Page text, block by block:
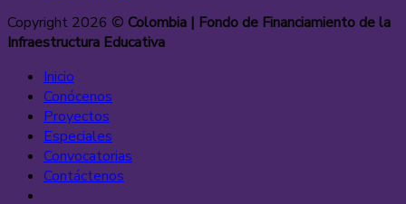
Copyright 2026 © Colombia | Fondo de Financiamiento de la
Infraestructura Educativa
Inicio
Conócenos
Proyectos
Especiales
Convocatorias
Contáctenos